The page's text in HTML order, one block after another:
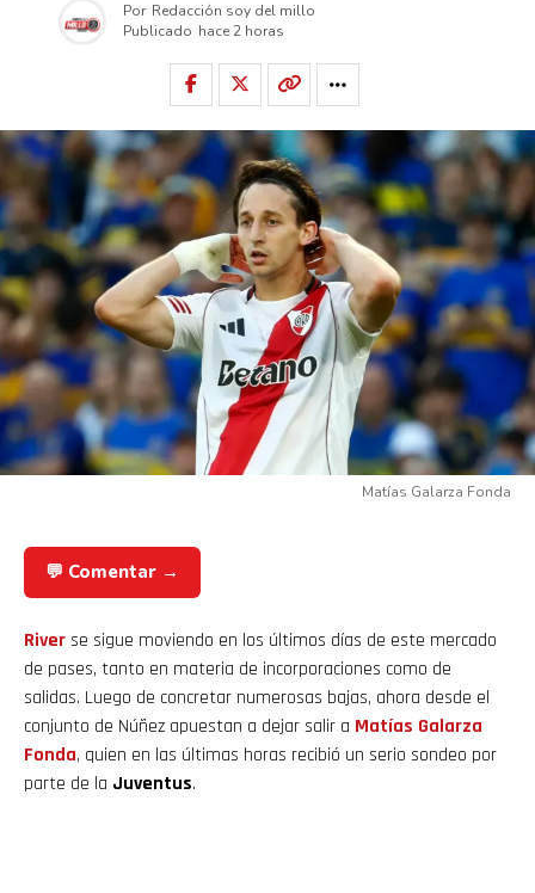
Por Redacción soy del millo
Publicado hace 2 horas
Matías Galarza Fonda
💬 Comentar →
Riverse sigue moviendo en los últimos días de este mercado
de pases, tanto en materia de incorporaciones como de
salidas. Luego de concretar numerosas bajas, ahora desde el
conjunto de Núñez apuestan a dejar salir a Matías Galarza
Fonda, quien en las últimas horas recibió un serio sondeo por
parte de la Juventus.